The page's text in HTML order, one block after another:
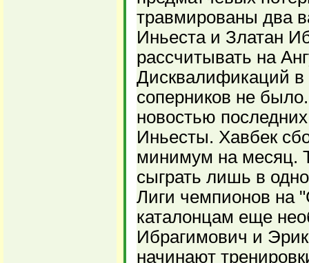
травмированы два
Иньеста и Златан
рассчитывать на
Дисквалификаций в
соперников не
новостью
Иньесты. Хавбек
минимум на месяц.
сыграть лишь в
Лиги чемпионов на
каталонцам еще
Ибрагимович и
начинают